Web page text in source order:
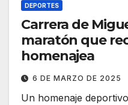
DEPORTES
Carrera de
maratón que
homenajea
6 DE MARZO DE 2025
Un homenaje